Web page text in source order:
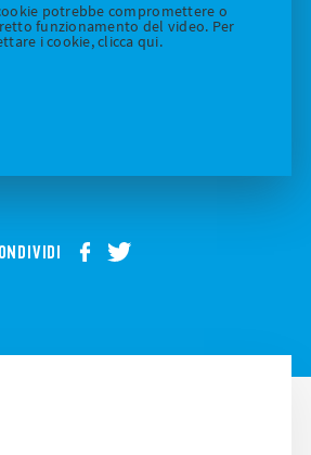
potrebbe compromettere o
funzionamento del video. Per
i cookie, clicca qui.